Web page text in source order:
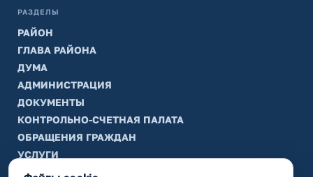
РАЗДЕЛЫ
РАЙОН
ГЛАВА РАЙОНА
ДУМА
АДМИНИСТРАЦИЯ
ДОКУМЕНТЫ
КОНТРОЛЬНО-СЧЕТНАЯ ПАЛАТА
ОБРАЩЕНИЯ ГРАЖДАН
УСЛУГИ
ТИК